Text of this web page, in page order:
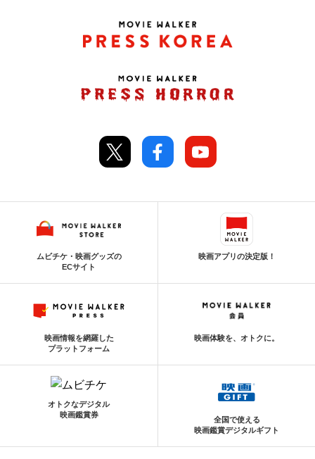
ムビチケ・映画グッズの
ECサイト
映画アプリの決定版！
映画情報を網羅した
プラットフォーム
映画体験を、オトクに。
オトクなデジタル
映画鑑賞券
全国で使える
映画鑑賞デジタルギフト